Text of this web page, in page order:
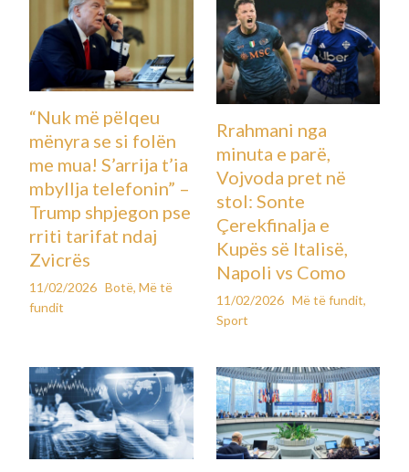
“Nuk më pëlqeu
mënyra se si folën
me mua! S’arrija t’ia
mbyllja telefonin” –
Trump shpjegon pse
rriti tarifat ndaj
Zvicrës
11/02/2026 Botë,Më të
fundit
Rrahmani nga
minuta e parë,
Vojvoda pret në
stol: Sonte
Çerekfinalja e
Kupës së Italisë,
Napoli vs Como
11/02/2026 Më të fundit,
Sport